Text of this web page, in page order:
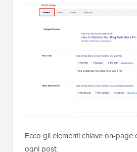
Ecco gli elementi chiave on-page
ogni post: